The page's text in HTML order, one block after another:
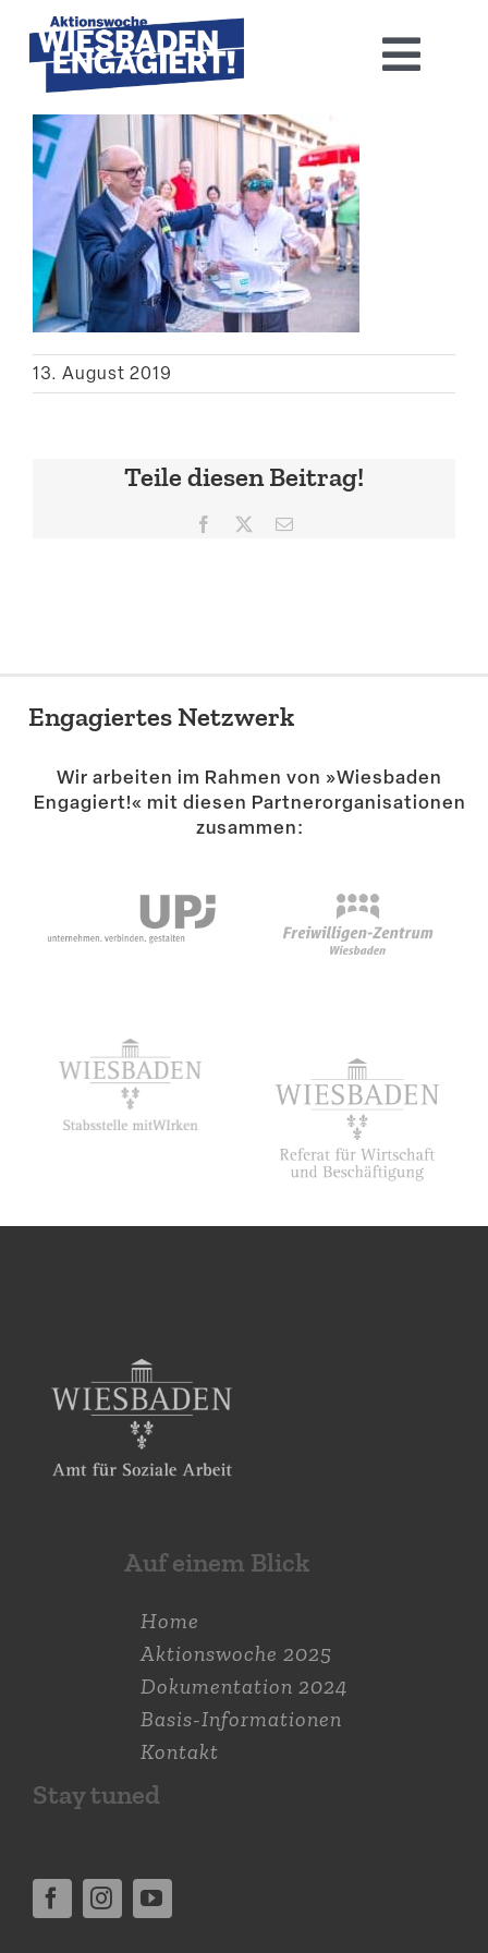
content
Home
Aktions­woche 2026
Basis-Infos
Dokumen­tation 2025
Aktuelles
Suche
13. August 2019
Teile diesen Beitrag!
Facebook E-
Engagiertes Netzwerk
Wir arbeiten im Rahmen von »Wiesbaden
Engagiert!« mit diesen Partner­or­ga­ni­sa­tionen
zusammen:
Auf einem Blick
Home
Aktions­woche 2025
Dokumen­tation 2024
Basis-Informationen
Kontakt
Stay tuned